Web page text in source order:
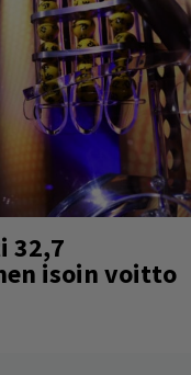
32,7
isoin voitto